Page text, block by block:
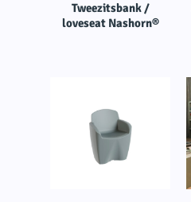
Tweezitsbank /
loveseat Nashorn®